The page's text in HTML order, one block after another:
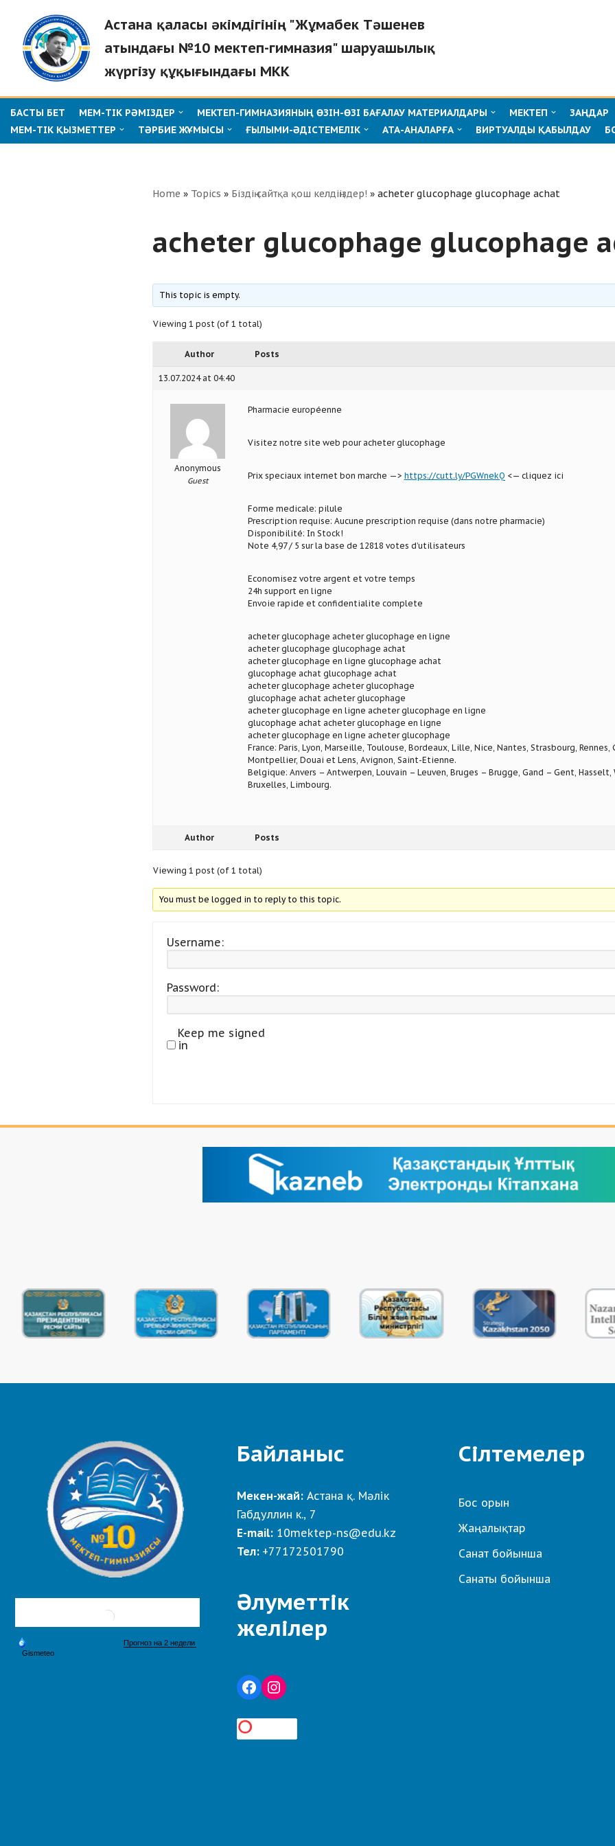
Skip
content
Астана қаласы әкімдігінің "Жұмабек Тәшенев
атындағы №10 мектеп-гимназия" шаруашылық
жүргізу құқығындағы МКК
БАСТЫ БЕТ МЕМ-ТІК РӘМІЗДЕР МЕКТЕП-ГИМНАЗИЯНЫҢ ӨЗІН-ӨЗІ БАҒАЛАУ МАТЕРИАЛДАРЫ МЕКТЕП ЗАҢДАР
МЕМ-ТІК ҚЫЗМЕТТЕР
ТӘРБИЕ ЖҰМЫСЫ ҒЫЛЫМИ-ӘДІСТЕМЕЛІК АТА-АНАЛАРҒА ВИРТУАЛДЫ ҚАБЫЛДАУ
Home » Topics » Біздің сайтқа қош келдіңіздер! » acheter glucophage glucophage achat
acheter glucophage glucophage
This topic is empty.
Viewing 1 post (of 1 total)
Author Posts
13.07.2024 at 04:40
Anonymous
Guest
Pharmacie européenne
Visitez notre site web pour acheter glucophage
Prix speciaux internet bon marche —> https://cutt.ly/PGWnekQ <— cliquez ici
Forme medicale: pilule
Prescription requise: Aucune prescription requise (dans notre pharmacie)
Disponibilité: In Stock!
Note 4,97 / 5 sur la base de 12818 votes d’utilisateurs
Economisez votre argent et votre temps
24h support en ligne
Envoie rapide et confidentialite complete
acheter glucophage acheter glucophage en ligne
acheter glucophage glucophage achat
acheter glucophage en ligne glucophage achat
glucophage achat glucophage achat
acheter glucophage acheter glucophage
glucophage achat acheter glucophage
acheter glucophage en ligne acheter glucophage en ligne
glucophage achat acheter glucophage en ligne
acheter glucophage en ligne acheter glucophage
France: Paris, Lyon, Marseille, Toulouse, Bordeaux, Lille, Nice, Nantes, Strasbourg, Rennes,
Montpellier, Douai et Lens, Avignon, Saint-Etienne.
Belgique: Anvers – Antwerpen, Louvain – Leuven, Bruges – Brugge, Gand – Gent, Hasselt,
Bruxelles, Limbourg.
Author Posts
Viewing 1 post (of 1 total)
You must be logged in to reply to this topic.
Username:
Password:
Keep me signed
in
Байланыс
Мекен-жай: Астана қ. Мәлік
Габдуллин к., 7
E-mail: 10mektep-ns@edu.kz
Тел: +77172501790
Әлуметтік
желілер
Сілтемелер
Бос орын
Жаңалықтар
Санат бойынша
Санаты бойынша